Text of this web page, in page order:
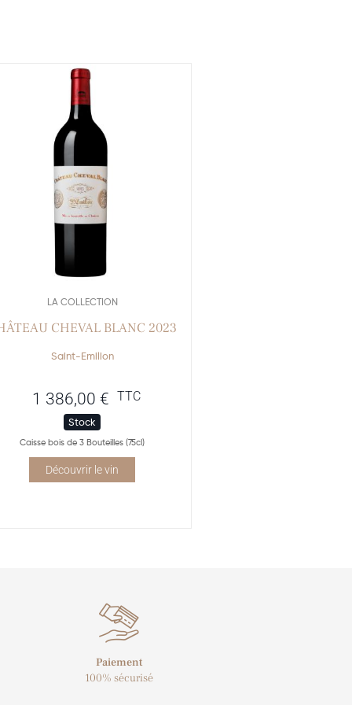
LA COLLECTION
CHEVAL BLANC 2023
Saint-Emilion
1 386,00 € TTC
Stock
Caisse bois de 3 Bouteilles (75cl)
Découvrir le vin
Paiement
100% sécurisé